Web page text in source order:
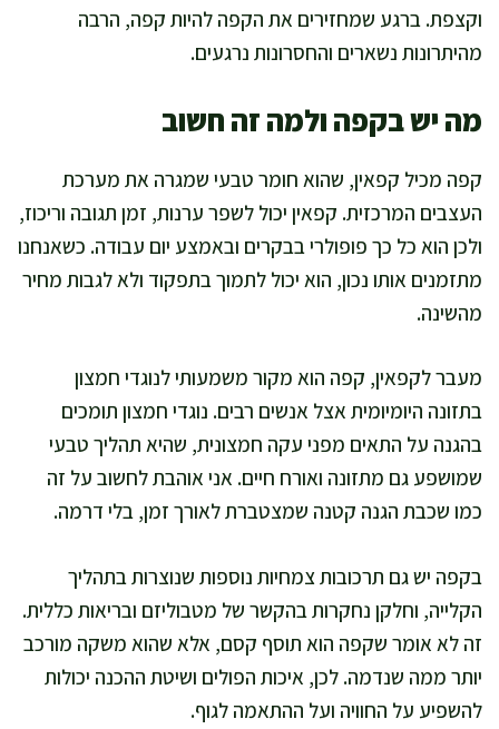
וקצפת. ברגע שמחזירים את הקפה להיות קפה, הרבה
מהיתרונות נשארים והחסרונות נרגעים.
מה יש בקפה ולמה זה חשוב
קפה מכיל קפאין, שהוא חומר טבעי שמגרה את מערכת
העצבים המרכזית. קפאין יכול לשפר ערנות, זמן תגובה וריכוז,
ולכן הוא כל כך פופולרי בבקרים ובאמצע יום עבודה. כשאנחנו
מתזמנים אותו נכון, הוא יכול לתמוך בתפקוד ולא לגבות מחיר
מהשינה.
מעבר לקפאין, קפה הוא מקור משמעותי לנוגדי חמצון
בתזונה היומיומית אצל אנשים רבים. נוגדי חמצון תומכים
בהגנה על התאים מפני עקה חמצונית, שהיא תהליך טבעי
שמושפע גם מתזונה ואורח חיים. אני אוהבת לחשוב על זה
כמו שכבת הגנה קטנה שמצטברת לאורך זמן, בלי דרמה.
בקפה יש גם תרכובות צמחיות נוספות שנוצרות בתהליך
הקלייה, וחלקן נחקרות בהקשר של מטבוליזם ובריאות כללית.
זה לא אומר שקפה הוא תוסף קסם, אלא שהוא משקה מורכב
יותר ממה שנדמה. לכן, איכות הפולים ושיטת ההכנה יכולות
להשפיע על החוויה ועל ההתאמה לגוף.